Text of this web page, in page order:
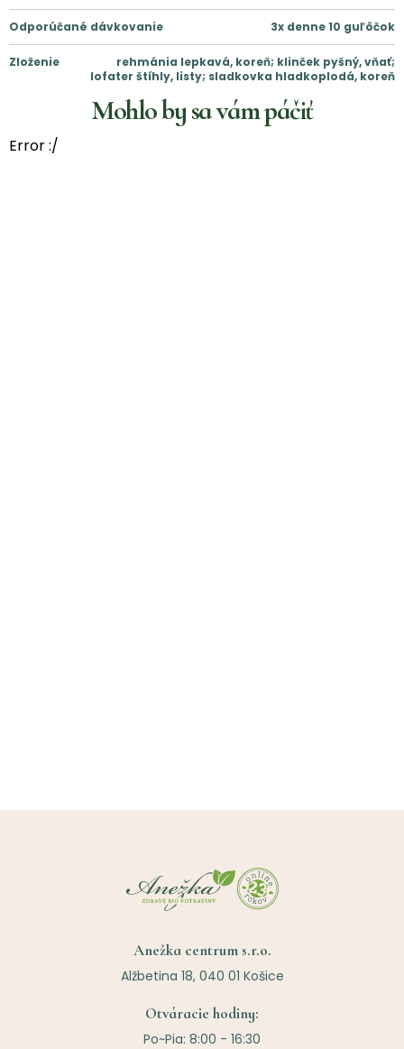
Odporúčané dávkovanie 3x denne 10 guľôčok
Zloženie
rehmánia lepkavá, koreň; klinček pyšný, vňať;
lofater štíhly, listy; sladkovka hladkoplodá, koreň
Mohlo by sa vám páčiť
Error :/
Anežka centrum s.r.o.
Alžbetina 18, 040 01 Košice
Otváracie hodiny:
Po~Pia: 8:00 - 16:30